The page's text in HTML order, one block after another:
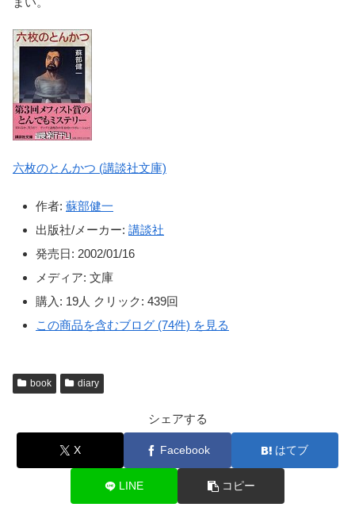
六枚のとんかつ (講談社文庫)
作者: 蘇部健一
出版社/メーカー: 講談社
発売日: 2002/01/16
メディア: 文庫
購入 : 19人 クリック: 439回
この商品を含むブログ (74件) を見る
book diary
シェアする
X Facebook はてブ
LINE コピー